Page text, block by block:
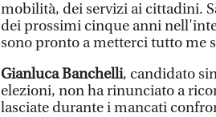
mobilità, dei servizi ai cittadini.
dei prossimi cinque anni
sono pronto a metterci tutto me
Gianluca Banchelli, candidato
elezioni, non ha rinunciato a
lasciate durante i mancati